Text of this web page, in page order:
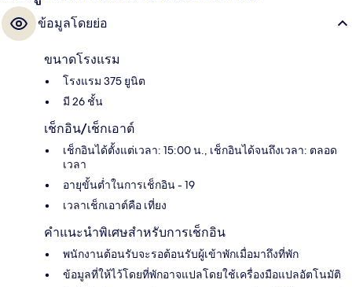
ข้อมูลโดยย่อ
ขนาดโรงแรม
โรงแรม 375 ยูนิต
มี 26 ชั้น
เช็กอิน/เช็กเอาต์
เช็กอินได้ตั้งแต่เวลา: 15:00 น., เช็กอินได้จนถึงเวลา: ตลอด
เวลา
อายุขั้นต่ำในการเช็กอิน - 19
เวลาเช็กเอาต์คือ เที่ยง
คำแนะนำพิเศษสำหรับการเช็กอิน
พนักงานต้อนรับจะรอต้อนรับผู้เข้าพักเมื่อมาถึงที่พัก
ข้อมูลที่ให้ไว้โดยที่พักอาจแปลโดยใช้เครื่องมือแปลอัตโนมัติ